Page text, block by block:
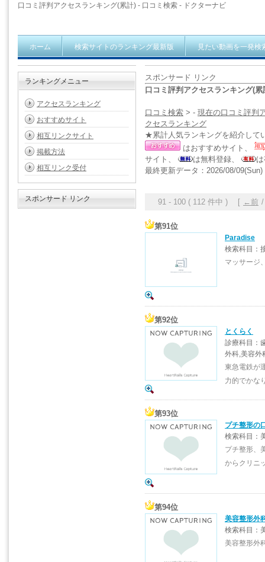
口コミ評判アクセスランキング(累計) - 口コミ検索 - ドクターナビ
ホーム 検索サイトのランキング最新版 見たい動画を一発検
スポンサード リンク
口コミ評判アクセスランキング(
口コミ検索 > - 現在の口コミ評判
クセスランキング
★累計人気ランキングを紹介して
はおすすめサイト、
サイト、
は無料登録、
最終更新データ：2026/08/09(Sun)
91 - 100 ( 112 件中 ) [ ←前
第91位
Paradise
検索科目：
マッサージ
第92位
とくらく
診療科目：
外科,美容外
東急電鉄が
力的でかな
第93位
プチ整形の
検索科目：
プチ整形、
からクリニ
第94位
美容整形外
検索科目：
美容整形外
ランキングメニュー
アクセスランキング
おすすめサイト
相互リンクサイト
掲載方法
相互リンク受付
スポンサード リンク